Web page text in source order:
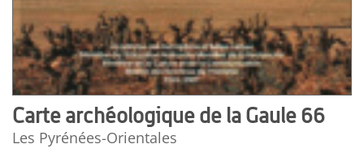
Carte archéologique de la Gaule 66
Les Pyrénées-Orientales